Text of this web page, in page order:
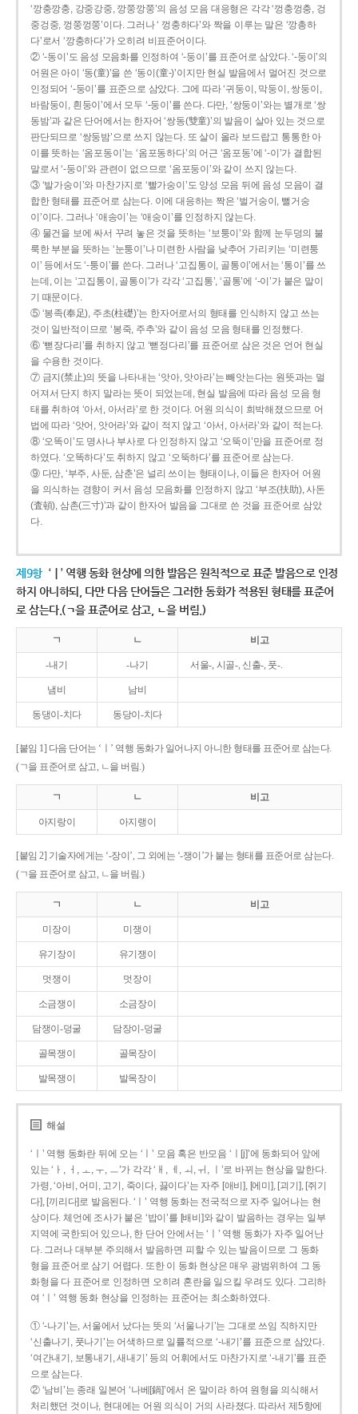
‘깡충깡충, 강중강중, 깡쭝깡쭝’의 음성 모음 대응형은 각각 ‘껑충껑충, 겅
중겅중, 껑쭝껑쭝’이다. 그러나 ‘ 껑충하다’와 짝을 이루는 말은 ‘깡총하
다’로서 ‘깡충하다’가 오히려 비표준어이다.
② ‘-동이’도 음성 모음화를 인정하여 ‘-둥이’를 표준어로 삼았다. ‘-둥이’의
어원은 아이 ‘동(童)’을 쓴 ‘동이(童-)’이지만 현실 발음에서 멀어진 것으로
인정되어 ‘-둥이’를 표준으로 삼았다. 그에 따라 ‘귀둥이, 막둥이, 쌍둥이,
바람둥이, 흰둥이’에서 모두 ‘-둥이’를 쓴다. 다만, ‘쌍둥이’와는 별개로 ‘쌍
동밤’과 같은 단어에서는 한자어 ‘쌍동(雙童)’의 발음이 살아 있는 것으로
판단되므로 ‘쌍둥밤’으로 쓰지 않는다. 또 살이 올라 보드랍고 통통한 아
이를 뜻하는 ‘옴포동이’는 ‘옴포동하다’의 어근 ‘옴포동’에 ‘-이’가 결합된
말로서 ‘-둥이’와 관련이 없으므로 ‘옴포둥이’와 같이 쓰지 않는다.
③ ‘발가숭이’와 마찬가지로 ‘빨가숭이’도 양성 모음 뒤에 음성 모음이 결
합한 형태를 표준어로 삼는다. 이에 대응하는 짝은 ‘벌거숭이, 뻘거숭
이’이다. 그러나 ‘애송이’는 ‘애숭이’를 인정하지 않는다.
④ 물건을 보에 싸서 꾸려 놓은 것을 뜻하는 ‘보퉁이’와 함께 눈두덩의 불
룩한 부분을 뜻하는 ‘눈퉁이’나 미련한 사람을 낮추어 가리키는 ‘미련퉁
이’ 등에서도 ‘-퉁이’를 쓴다. 그러나 ‘고집통이, 골통이’에서는 ‘통이’를 쓰
는데, 이는 ‘고집통이, 골통이’가 각각 ‘고집통’, ‘골통’에 ‘-이’가 붙은 말이
기 때문이다.
⑤ ‘봉족(奉足), 주초(柱礎)’는 한자어로서의 형태를 인식하지 않고 쓰는
것이 일반적이므로 ‘봉죽, 주추’와 같이 음성 모음 형태를 인정했다.
⑥ ‘뻗장다리’를 취하지 않고 ‘뻗정다리’를 표준어로 삼은 것은 언어 현실
을 수용한 것이다.
⑦ 금지(禁止)의 뜻을 나타내는 ‘앗아, 앗아라’는 빼앗는다는 원뜻과는 멀
어져서 단지 하지 말라는 뜻이 되었는데, 현실 발음에 따라 음성 모음 형
태를 취하여 ‘아서, 아서라’로 한 것이다. 어원 의식이 희박해졌으므로 어
법에 따라 ‘앗어, 앗어라’와 같이 적지 않고 ‘아서, 아서라’와 같이 적는다.
⑧ ‘오똑이’도 명사나 부사로 다 인정하지 않고 ‘오뚝이’만을 표준어로 정
하였다. ‘오똑하다’도 취하지 않고 ‘오뚝하다’를 표준어로 삼는다.
⑨ 다만, ‘부주, 사둔, 삼춘’은 널리 쓰이는 형태이나, 이들은 한자어 어원
을 의식하는 경향이 커서 음성 모음화를 인정하지 않고 ‘부조(扶助), 사돈
(査頓), 삼촌(三寸)’과 같이 한자어 발음을 그대로 쓴 것을 표준어로 삼았
다.
제9항 ‘ㅣ’ 역행 동화 현상에 의한 발음은 원칙적으로 표준 발음으로 인정
하지 아니하되, 다만 다음 단어들은 그러한 동화가 적용된 형태를 표준어
로 삼는다.(ㄱ을 표준어로 삼고, ㄴ을 버림.)
ㄱ ㄴ 비고
-내기 -나기 서울-, 시골-, 신출-, 풋-.
냄비 남비
동댕이-치다 동당이-치다
[붙임 1] 다음 단어는 ‘ㅣ’ 역행 동화가 일어나지 아니한 형태를 표준어로 삼는다.
(ㄱ을 표준어로 삼고, ㄴ을 버림.)
ㄱ ㄴ 비고
아지랑이 아지랭이
[붙임 2] 기술자에게는 ‘-장이’, 그 외에는 ‘-쟁이’가 붙는 형태를 표준어로 삼는다.
(ㄱ을 표준어로 삼고, ㄴ을 버림.)
ㄱ ㄴ 비고
미장이 미쟁이
유기장이 유기쟁이
멋쟁이 멋장이
소금쟁이 소금장이
담쟁이-덩굴 담장이-덩굴
골목쟁이 골목장이
발목쟁이 발목장이
해설
‘ㅣ’ 역행 동화란 뒤에 오는 ‘ㅣ’ 모음 혹은 반모음 ‘ㅣ[j]’에 동화되어 앞에
있는 ‘ㅏ, ㅓ, ㅗ, ㅜ, ㅡ’가 각각 ‘ㅐ, ㅔ, ㅚ, ㅟ, ㅣ’로 바뀌는 현상을 말한다.
가령, ‘아비, 어미, 고기, 죽이다, 끓이다’는 자주 [애비], [에미], [괴기], [쥐기
다], [끼리다]로 발음된다. ‘ㅣ’ 역행 동화는 전국적으로 자주 일어나는 현
상이다. 체언에 조사가 붙은 ‘밥이’를 [배비]와 같이 발음하는 경우는 일부
지역에 국한되어 있으나, 한 단어 안에서는 ‘ㅣ’ 역행 동화가 자주 일어난
다. 그러나 대부분 주의해서 발음하면 피할 수 있는 발음이므로 그 동화
형을 표준어로 삼기 어렵다. 또한 이 동화 현상은 매우 광범위하여 그 동
화형을 다 표준어로 인정하면 오히려 혼란을 일으킬 우려도 있다. 그리하
여 ‘ㅣ’ 역행 동화 현상을 인정하는 표준어는 최소화하였다.
① ‘-나기’는, 서울에서 났다는 뜻의 ‘서울나기’는 그대로 쓰임 직하지만
‘신출나기, 풋나기’는 어색하므로 일률적으로 ‘-내기’를 표준으로 삼았다.
‘여간내기, 보통내기, 새내기’ 등의 어휘에서도 마찬가지로 ‘-내기’를 표준
으로 삼는다.
② ‘남비’는 종래 일본어 ‘나베[鍋]’에서 온 말이라 하여 원형을 의식해서
처리했던 것이나, 현대에는 어원 의식이 거의 사라졌다. 따라서 제5항에